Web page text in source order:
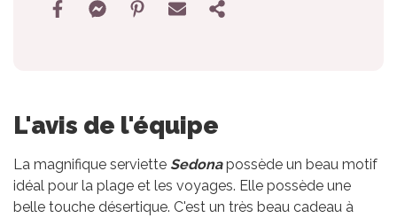
L'avis de l'équipe
La magnifique serviette Sedonapossède un beau motif
idéal pour la plage et les voyages. Elle possède une
belle touche désertique. C'est un très beau cadeau à